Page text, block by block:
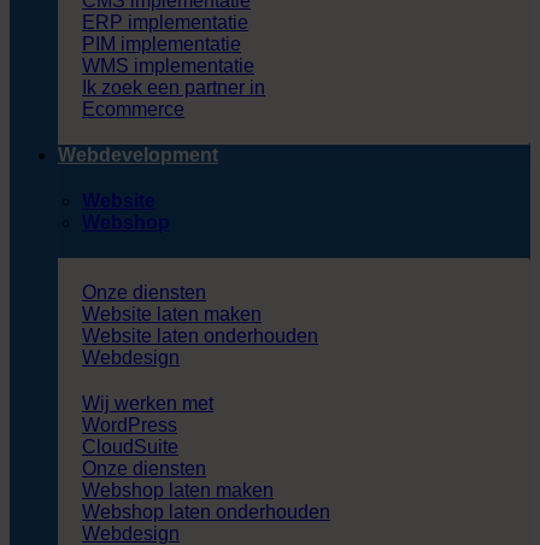
ERP implementatie
PIM implementatie
WMS implementatie
Ik zoek een partner in
Ecommerce
Webdevelopment
Website
Webshop
Onze diensten
Website laten maken
Website laten onderhouden
Webdesign
Wij werken met
WordPress
CloudSuite
Onze diensten
Webshop laten maken
Webshop laten onderhouden
Webdesign